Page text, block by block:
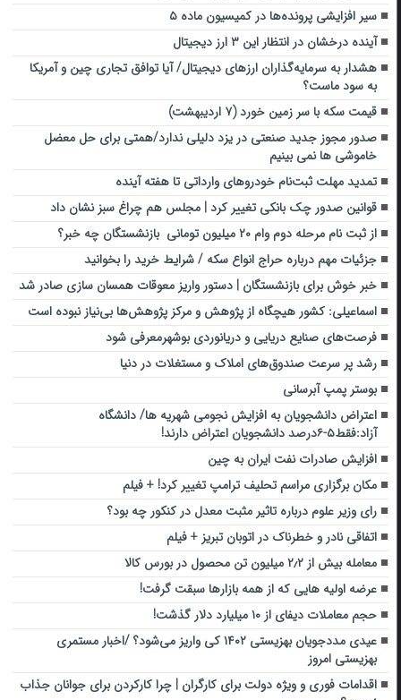
سیر افزایشی پرونده‌ها در کمیسیون ماده ۵
آینده درخشان در انتظار این ۳ ارز دیجیتال
هشدار به سرمایه‌گذاران ارزهای دیجیتال/ آیا توافق تجاری چین و آمریکا
به سود ماست؟
قیمت سکه با سر زمین خورد (۷ اردیبهشت)
صدور مجوز جدید صنعتی در یزد دلیلی ندارد/همتی برای حل معضل
خاموشی ها نمی بینیم
تمدید مهلت ثبت‌نام خودروهای وارداتی تا هفته آینده
قوانین صدور چک بانکی تغییر کرد | مجلس هم چراغ سبز نشان داد
از ثبت نام مرحله دوم وام ۲۰ میلیون تومانی بازنشستگان چه خبر؟
جزئیات مهم درباره حراج انواع سکه / شرایط خرید را بخوانید
خبر خوش برای بازنشستگان | دستور واریز معوقات همسان سازی صادر شد
اسماعیلی: کشور هیچگاه از پژوهش و مرکز پژوهش‌ها بی‌نیاز نبوده است
فرصت‌های صنایع دریایی و دریانوردی بوشهرمعرفی شود
رشد پر سرعت صندوق‌های املاک و مستغلات در دنیا
بوستر پمپ آبرسانی
اعتراض دانشجویان به افزایش نجومی شهریه ها/ دانشگاه
آزاد:فقط۵-۶درصد دانشجویان اعتراض دارند!
افزایش صادرات نفت ایران به چین
مکان برگزاری مراسم تحلیف ترامپ تغییر کرد! + فیلم
رای وزیر علوم درباره تاثیر مثبت معدل در کنکور چه بود؟
اتفاقی نادر و خطرناک در اتوبان تبریز + فیلم
معامله بیش از ۲٫۲ میلیون تن محصول در بورس کالا
عرضه اولیه هایی که از همه بازارها سبقت گرفت!
حجم معاملات دیفای از ۱۰ میلیارد دلار گذشت!
عیدی مددجویان بهزیستی ۱۴۰۲ کی واریز می‌شود؟ /اخبار مستمری
بهزیستی امروز
اقدامات فوری و ویژه دولت برای کارگران | چرا کارکردن برای جوانان جذاب